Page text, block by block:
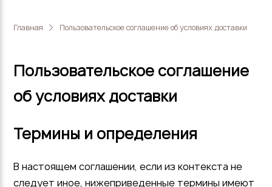
Главная Пользовательское соглашение об условиях доставки
Пользовательское соглашение
об условиях доставки
Термины и определения
В настоящем соглашении, если из контекста не
следует иное, нижеприведенные термины имеют